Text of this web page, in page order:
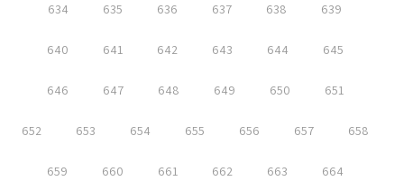
634 635 636 637 638 639
640 641 642 643 644 645
646 647 648 649 650 651
652 653 654 655 656 657 658
659 660 661 662 663 664